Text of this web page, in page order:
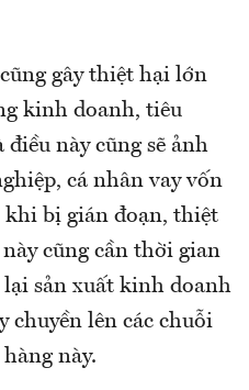
gây thiệt hại lớn
kinh doanh, tiêu
này cũng sẽ ảnh
cá nhân vay vốn
khi bị gián đoạn, thiệt
cũng cần thời gian
sản xuất kinh doanh
chuyền lên các chuỗi
này.